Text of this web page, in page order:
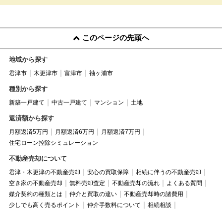
このページの先頭へ
地域から探す
君津市 木更津市 富津市 袖ヶ浦市
種別から探す
新築一戸建て 中古一戸建て マンション 土地
返済額から探す
月額返済5万円 月額返済6万円
月額返済7万円
住宅ローン控除シミュレーション
不動産売却について
君津・木更津の不動産売却 安心の買取保障
相続に伴うの不動産売却
空き家の不動産売却
無料売却査定 不動産売却の流れ
よくある質問
媒介契約の種類とは
仲介と買取の違い
不動産売却時の諸費用
少しでも高く売るポイント
仲介手数料について
相続相談